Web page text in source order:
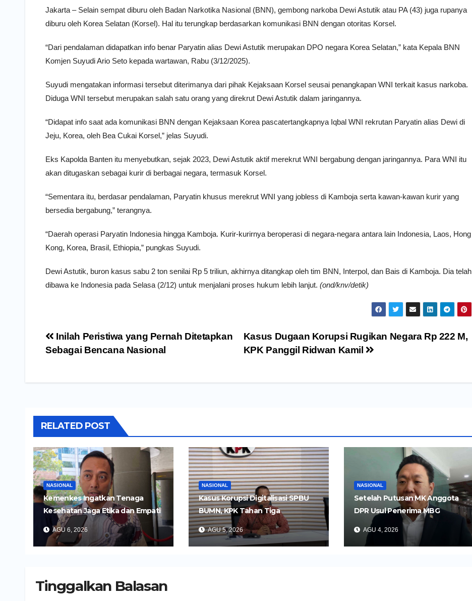
Jakarta – Selain sempat diburu oleh Badan Narkotika Nasional (BNN), gembong narkoba Dewi Astutik atau PA (43) juga rupanya
diburu oleh Korea Selatan (Korsel). Hal itu terungkap berdasarkan komunikasi BNN dengan otoritas Korsel.
“Dari pendalaman didapatkan info benar Paryatin alias Dewi Astutik merupakan DPO negara Korea Selatan,” kata Kepala BNN
Komjen Suyudi Ario Seto kepada wartawan, Rabu (3/12/2025).
Suyudi mengatakan informasi tersebut diterimanya dari pihak Kejaksaan Korsel seusai penangkapan WNI terkait kasus narkoba.
Diduga WNI tersebut merupakan salah satu orang yang direkrut Dewi Astutik dalam jaringannya.
“Didapat info saat ada komunikasi BNN dengan Kejaksaan Korea pascatertangkapnya Iqbal WNI rekrutan Paryatin alias Dewi di
Jeju, Korea, oleh Bea Cukai Korsel,” jelas Suyudi.
Eks Kapolda Banten itu menyebutkan, sejak 2023, Dewi Astutik aktif merekrut WNI bergabung dengan jaringannya. Para WNI itu
akan ditugaskan sebagai kurir di berbagai negara, termasuk Korsel.
“Sementara itu, berdasar pendalaman, Paryatin khusus merekrut WNI yang jobless di Kamboja serta kawan-kawan kurir yang
bersedia bergabung,” terangnya.
“Daerah operasi Paryatin Indonesia hingga Kamboja. Kurir-kurirnya beroperasi di negara-negara antara lain Indonesia, Laos, Hong
Kong, Korea, Brasil, Ethiopia,” pungkas Suyudi.
Dewi Astutik, buron kasus sabu 2 ton senilai Rp 5 triliun, akhirnya ditangkap oleh tim BNN, Interpol, dan Bais di Kamboja. Dia telah
dibawa ke Indonesia pada Selasa (2/12) untuk menjalani proses hukum lebih lanjut. (ond/knv/detik)
Navigasi
pos
Kasus Dugaan Korupsi Rugikan Negara Rp 222 M,
KPK Panggil Ridwan Kamil
Inilah Peristiwa yang Pernah Ditetapkan
Sebagai Bencana Nasional
RELATED POST
NASIONAL
Kemenkes Ingatkan Tenaga
Kesehatan Jaga Etika dan Empati
di Media Sosial
AGU 6, 2026
NASIONAL
Kasus Korupsi Digitalisasi SPBU
BUMN, KPK Tahan Tiga
Tersangka
AGU 5, 2026
NASIONAL
Setelah Putusan MK Anggota
DPR Usul Penerima MBG
Dipangkas Jadi 26 Juta Orang
AGU 4, 2026
Tinggalkan Balasan